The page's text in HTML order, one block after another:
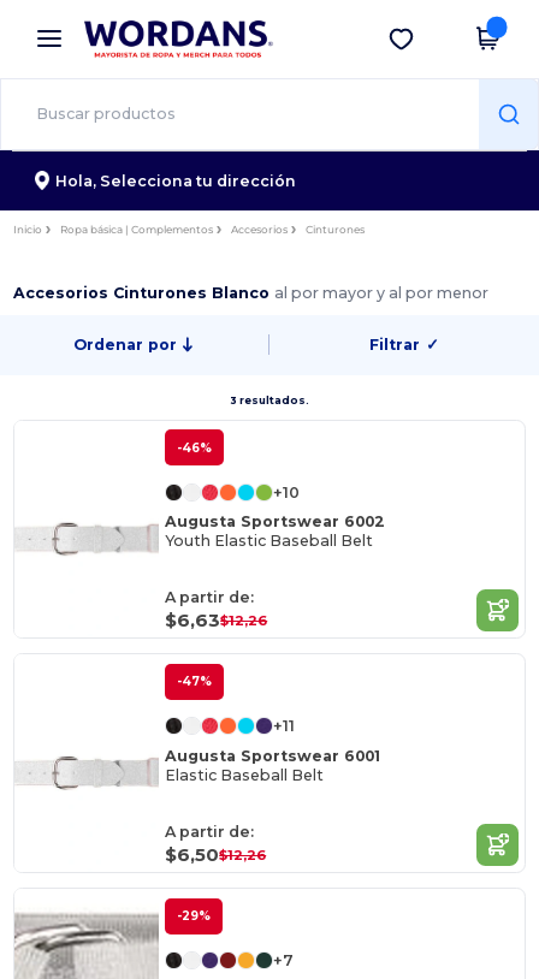
× App de Wordans
¡Mejores precios en app!
Descargar app
Hola, Selecciona tu dirección
Inicio Ropa básica | Complementos Accesorios Cinturones
Accesorios Cinturones Blanco al por mayor y al por menor
Ordenar por Filtrar ✓
3 resultados.
-46%
+10
Augusta Sportswear 6002
Youth Elastic Baseball Belt
A partir de:
$6,63$12,26
-47%
+11
Augusta Sportswear 6001
Elastic Baseball Belt
A partir de:
$6,50$12,26
-29%
+7